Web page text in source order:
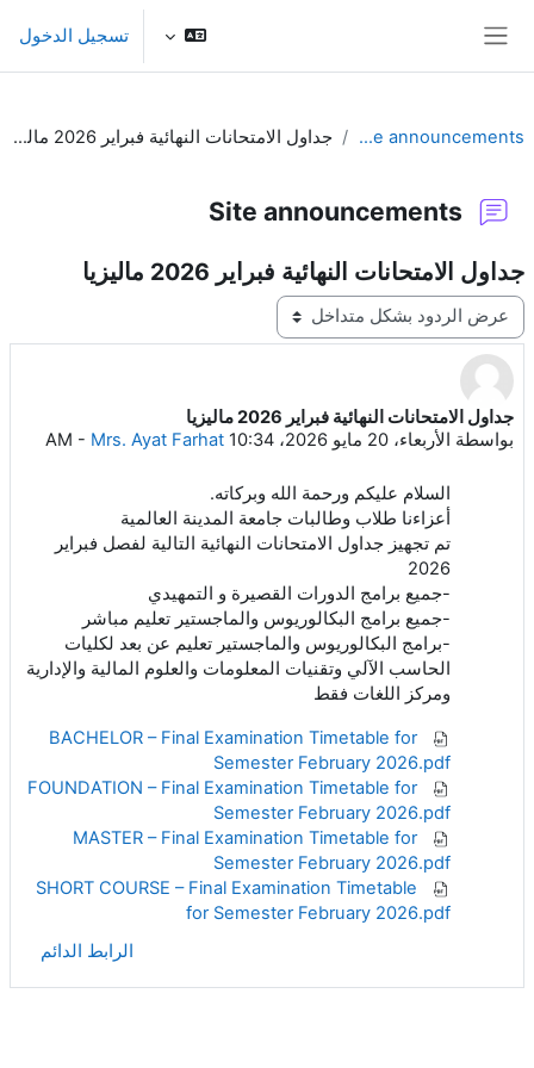
تسجيل الدخول
Site announcements جداول الامتحانات النهائية فبراير 2026 ماليزيا
Site announcements
جداول الامتحانات النهائية فبراير 2026 ماليزيا
نمط العرض
جداول الامتحانات النهائية فبراير 2026 ماليزيا
بواسطة الأربعاء، 20 مايو 2026، 10:34 AM - Mrs. Ayat Farhat
عدد الردود: 0
السلام عليكم ورحمة الله وبركاته.
أعزاءنا طلاب وطالبات جامعة المدينة العالمية
تم تجهيز جداول الامتحانات النهائية التالية لفصل فبراير
2026
-جميع برامج الدورات القصيرة و التمهيدي
-جميع برامج البكالوريوس والماجستير تعليم مباشر
-برامج البكالوريوس والماجستير تعليم عن بعد لكليات
الحاسب الآلي وتقنيات المعلومات والعلوم المالية والإدارية
ومركز اللغات فقط
BACHELOR – Final Examination Timetable for
Semester February 2026.pdf
FOUNDATION – Final Examination Timetable for
Semester February 2026.pdf
MASTER – Final Examination Timetable for
Semester February 2026.pdf
SHORT COURSE – Final Examination Timetable
for Semester February 2026.pdf
الرابط الدائم